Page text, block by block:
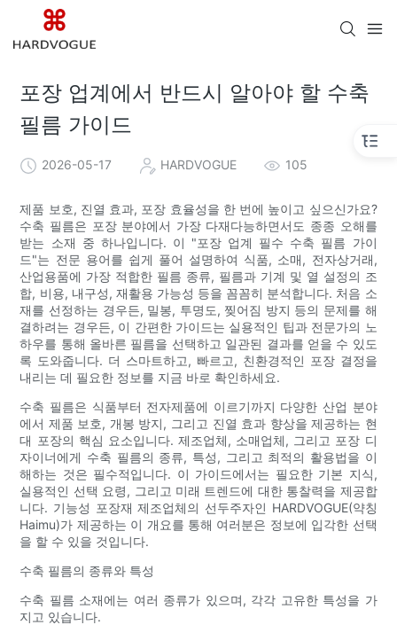
포장 업계에서 반드시 알아야 할 수축
필름 가이드
2026-05-17 HARDVOGUE 105
제품 보호, 진열 효과, 포장 효율성을 한 번에 높이고 싶으신가요?
수축 필름은 포장 분야에서 가장 다재다능하면서도 종종 오해를
받는 소재 중 하나입니다. 이 "포장 업계 필수 수축 필름 가이
드"는 전문 용어를 쉽게 풀어 설명하여 식품, 소매, 전자상거래,
산업용품에 가장 적합한 필름 종류, 필름과 기계 및 열 설정의 조
합, 비용, 내구성, 재활용 가능성 등을 꼼꼼히 분석합니다. 처음 소
재를 선정하는 경우든, 밀봉, 투명도, 찢어짐 방지 등의 문제를 해
결하려는 경우든, 이 간편한 가이드는 실용적인 팁과 전문가의 노
하우를 통해 올바른 필름을 선택하고 일관된 결과를 얻을 수 있도
록 도와줍니다. 더 스마트하고, 빠르고, 친환경적인 포장 결정을
내리는 데 필요한 정보를 지금 바로 확인하세요.
수축 필름은 식품부터 전자제품에 이르기까지 다양한 산업 분야
에서 제품 보호, 개봉 방지, 그리고 진열 효과 향상을 제공하는 현
대 포장의 핵심 요소입니다. 제조업체, 소매업체, 그리고 포장 디
자이너에게 수축 필름의 종류, 특성, 그리고 최적의 활용법을 이
해하는 것은 필수적입니다. 이 가이드에서는 필요한 기본 지식,
실용적인 선택 요령, 그리고 미래 트렌드에 대한 통찰력을 제공합
니다. 기능성 포장재 제조업체의 선두주자인 HARDVOGUE(약칭
Haimu)가 제공하는 이 개요를 통해 여러분은 정보에 입각한 선택
을 할 수 있을 것입니다.
수축 필름의 종류와 특성
수축 필름 소재에는 여러 종류가 있으며, 각각 고유한 특성을 가
지고 있습니다.